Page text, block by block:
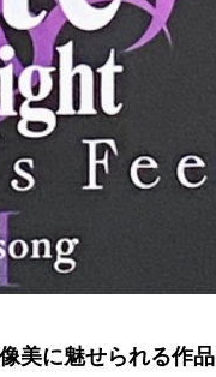
美に魅せられる作品